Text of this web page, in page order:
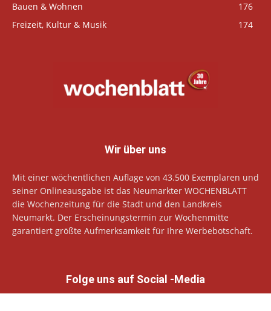
Bauen & Wohnen
176
Freizeit, Kultur & Musik
174
Wir über uns
Mit einer wöchentlichen Auflage von 43.500 Exemplaren und
seiner Onlineausgabe ist das Neumarkter WOCHENBLATT
die Wochenzeitung für die Stadt und den Landkreis
Neumarkt. Der Erscheinungstermin zur Wochenmitte
garantiert größte Aufmerksamkeit für Ihre Werbebotschaft.
Folge uns auf Social -Media